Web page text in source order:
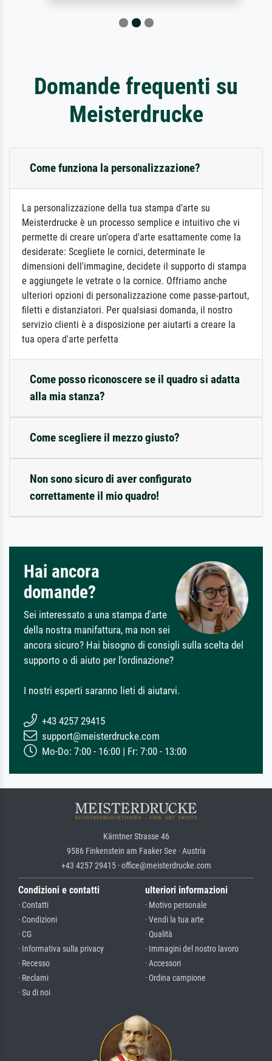
Domande frequenti su
Meisterdrucke
Come funziona la personalizzazione?
La personalizzazione della tua stampa d'arte su
Meisterdrucke è un processo semplice e intuitivo che vi
permette di creare un'opera d'arte esattamente come la
desiderate: Scegliete le cornici, determinate le
dimensioni dell'immagine, decidete il supporto di stampa
e aggiungete le vetrate o la cornice. Offriamo anche
ulteriori opzioni di personalizzazione come passe-partout,
filetti e distanziatori. Per qualsiasi domanda, il nostro
servizio clienti è a disposizione per aiutarti a creare la
tua opera d'arte perfetta
Come posso riconoscere se il quadro si adatta
alla mia stanza?
Come scegliere il mezzo giusto?
Non sono sicuro di aver configurato
correttamente il mio quadro!
Hai ancora
domande?
Sei interessato a una stampa d'arte
della nostra manifattura, ma non sei
ancora sicuro? Hai bisogno di consigli sulla scelta del
supporto o di aiuto per l'ordinazione?
I nostri esperti saranno lieti di aiutarvi.
+43 4257 29415
support@meisterdrucke.com
Mo-Do: 7:00 - 16:00 | Fr: 7:00 - 13:00
Kärntner Strasse 46
9586 Finkenstein am Faaker See · Austria
+43 4257 29415 · office@meisterdrucke.com
Condizioni e contatti
· Contatti
· Condizioni
· CG
· Informativa sulla privacy
· Recesso
· Reclami
· Su di noi
ulteriori informazioni
· Motivo personale
· Vendi la tua arte
· Qualità
· Immagini del nostro lavoro
· Accessori
· Ordina campione